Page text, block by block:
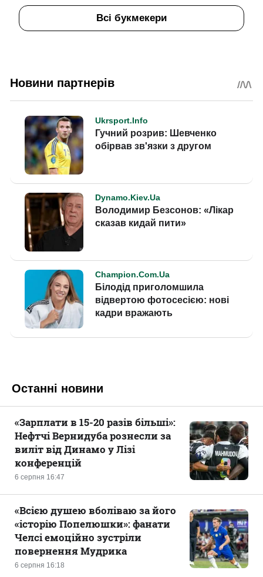
Всі букмекери
Останні новини
6 серпня 16:47
«Зарплати в 15-20 разів більші»:
Нефтчі Вернидуба рознесли за
виліт від Динамо у Лізі
конференцій
6 серпня 16:18
«Всією душею вболіваю за його
«історію Попелюшки»: фанати
Челсі емоційно зустріли
повернення Мудрика